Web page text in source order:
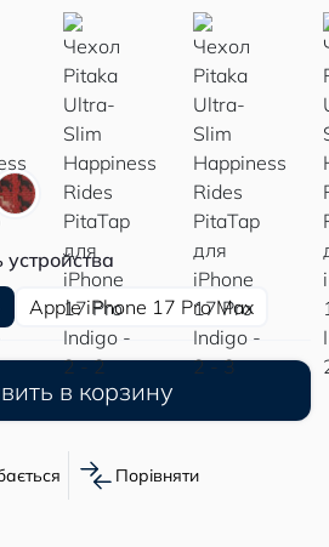
Apple iPhone 17 Pro Max
в корзину
Порівняти